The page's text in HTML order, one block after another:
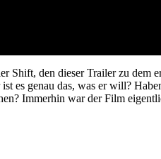
Shift, den dieser Trailer zu dem
es genau das, was er will?
Immerhin war der Film